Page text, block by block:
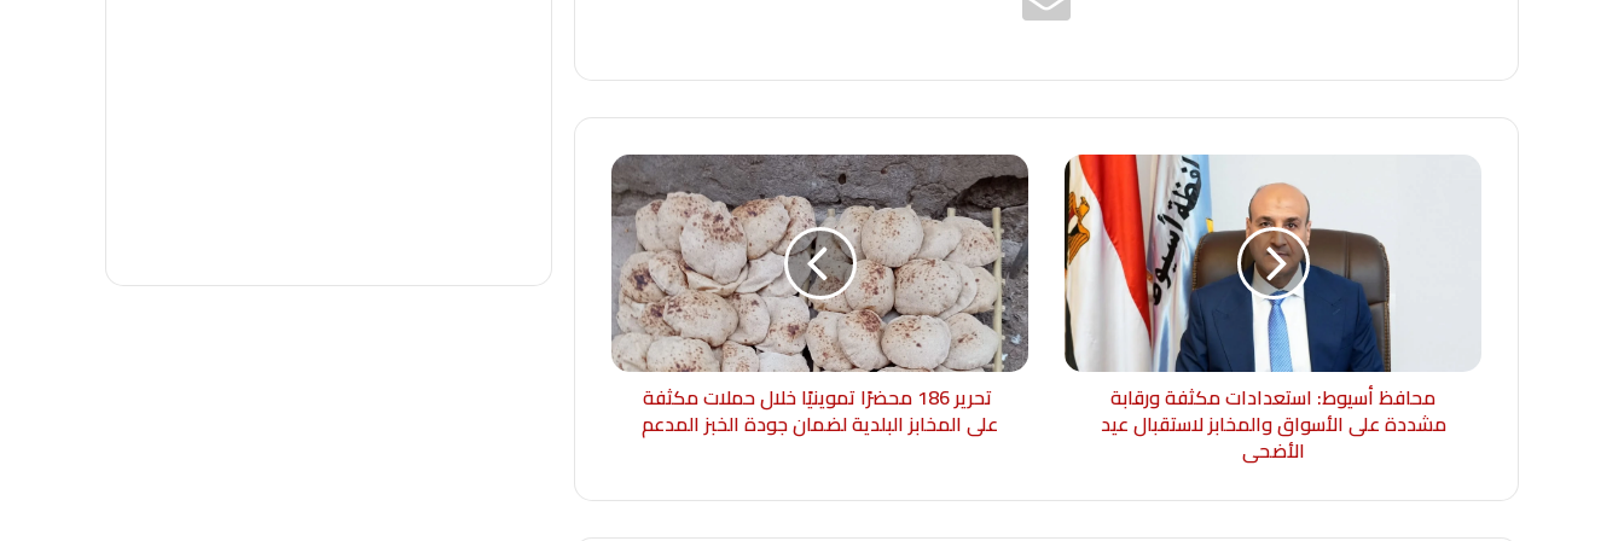
محافظ أسيوط: استعدادات مكثفة ورقابة
مشددة على الأسواق والمخابز لاستقبال عيد
الأضحى
تحرير 186 محضرًا تموينيًا خلال حملات مكثفة
على المخابز البلدية لضمان جودة الخبز المدعم